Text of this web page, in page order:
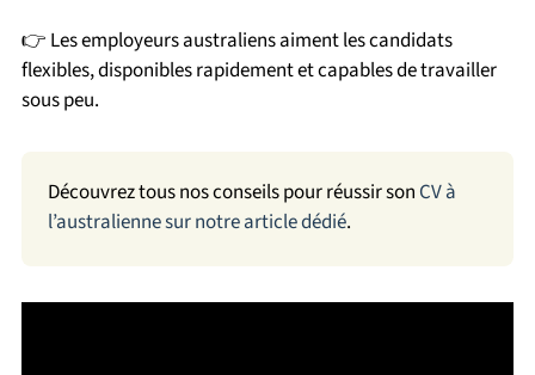
👉 Les employeurs australiens aiment les candidats
flexibles, disponibles rapidement et capables de travailler
sous peu.
Découvrez tous nos conseils pour réussir son CV à
l’australienne sur notre article dédié.